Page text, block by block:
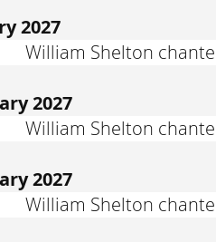
2027
William Shelton
2027
William Shelton
2027
William Shelton